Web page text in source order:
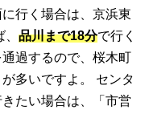
行く場合は、京浜東
品川まで18分で行く
過するので、桜木町
多いですよ。 センタ
たい場合は、「市営